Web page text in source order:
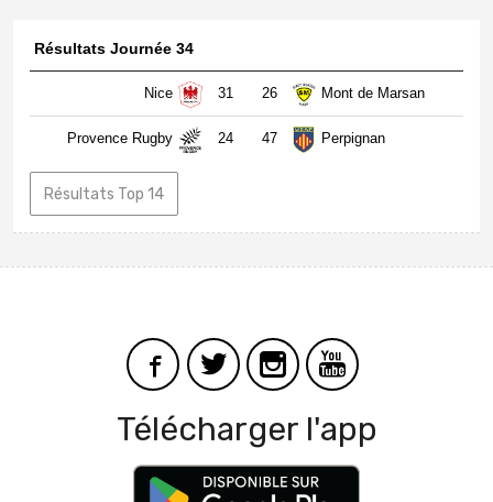
Résultats Journée 34
Nice 31 26 Mont de Marsan
Provence Rugby 24 47 Perpignan
Résultats Top 14
Télécharger l'app